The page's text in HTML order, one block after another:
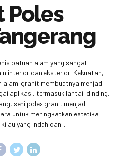
Poles
batuan alam yang sangat
interior dan eksterior. Kekuatan,
alami granit membuatnya menjadi
aplikasi, termasuk lantai, dinding,
seni poles granit menjadi
untuk meningkatkan estetika
yang indah dan...